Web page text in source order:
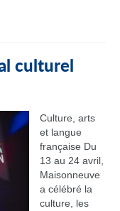
culturel
Culture, arts
et langue
française Du
13 au 24 avril,
Maisonneuve
a célébré la
culture, les